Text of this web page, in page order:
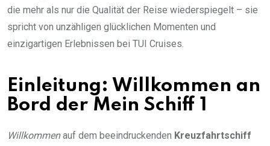
die mehr als nur die Qualität der Reise wiederspiegelt – sie
spricht von unzähligen glücklichen Momenten und
einzigartigen Erlebnissen bei TUI Cruises.
Einleitung: Willkommen an
Bord der Mein Schiff 1
Willkommenauf dem beeindruckenden Kreuzfahrtschiff